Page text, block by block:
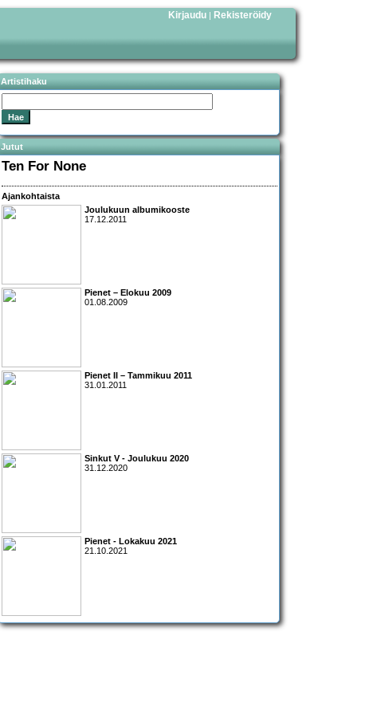
Kirjaudu | Rekisteröidy
Artistihaku
Jutut
Ten For None
Ajankohtaista
Joulukuun albumikooste
17.12.2011
Pienet – Elokuu 2009
01.08.2009
Pienet II – Tammikuu 2011
31.01.2011
Sinkut V - Joulukuu 2020
31.12.2020
Pienet - Lokakuu 2021
21.10.2021